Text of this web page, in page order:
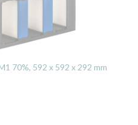
70%, 592 x 592 x 292 mm